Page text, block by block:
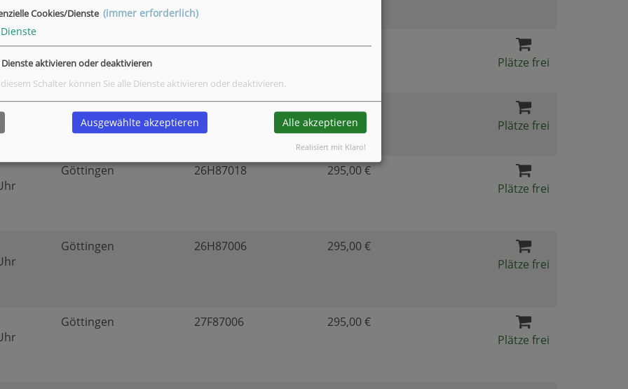
Göttingen 26H87203
240,00 €
Plätze frei
Göttingen 27F87531
295,00 €
Plätze frei
Göttingen 26H87018
295,00 €
Plätze frei
Göttingen 26H87006
295,00 €
Plätze frei
Göttingen 27F87006
295,00 €
Plätze frei
Cookies/Dienste (immer erforderlich)
Dienste
Dienste aktivieren oder deaktivieren
Schalter können Sie alle Dienste aktivieren oder deaktivieren.
Ausgewählte akzeptieren Alle akzeptieren
Realisiert mit Klaro!